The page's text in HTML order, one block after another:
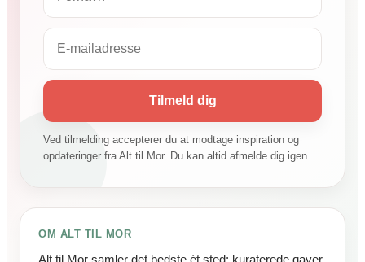
Tilmeld dig
Ved tilmelding accepterer du at modtage inspiration og
opdateringer fra Alt til Mor. Du kan altid afmelde dig igen.
OM ALT TIL MOR
Alt til Mor samler det bedste ét sted: kuraterede gaver,